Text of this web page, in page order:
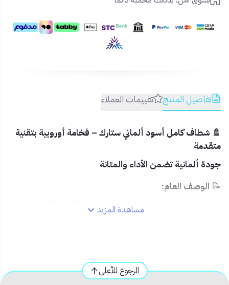
تفاصيل المنتج تقييمات العملاء
🚿 شطاف كامل أسود ألماني ستارك – فخامة أوروبية بتقنية
متقدمة
جودة ألمانية تضمن الأداء والمتانة
📝 الوصف العام:
اختبر تجربة نظافة راقية معشطاف ستارك الألماني الأسود
✅
مشاهدة المزيد
الرجوع للأعلى